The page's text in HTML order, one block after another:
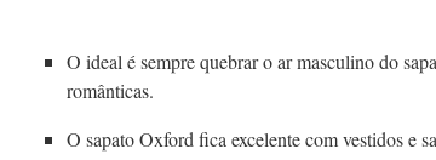
O ideal é sempre quebrar o ar masculino do
românticas.
O sapato Oxford fica excelente com vestidos e